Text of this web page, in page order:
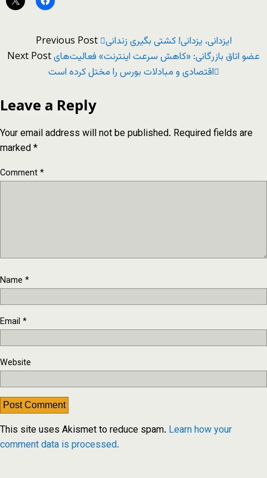
Previous Post یزدانی، یزدانی! کشتی بگیری زندانی!
Next Postعضو اتاق بازرگانی: «کاهش سرعت اینترنت» فعالیت‌های
اقتصادی و مبادلات بورس را مختل کرده است
Leave a Reply
Your email address will not be published. Required fields are
marked*
Comment*
Name *
Email *
Website
This site uses Akismet to reduce spam. Learn how your
comment data is processed.